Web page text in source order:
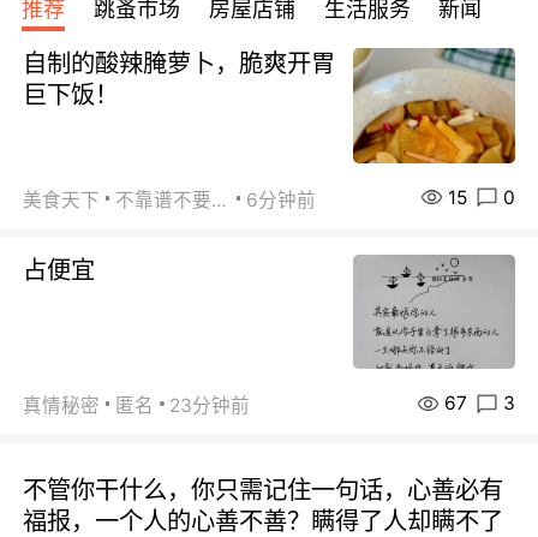
宾馆 108欧/天起
全程756欧/位
欧/天起 ~包拼房
每周铁发！
推荐 跳蚤市场 房屋店铺 生活服务 新闻
自制的酸辣腌萝卜，脆爽开胃
巨下饭！
美食天下 不靠谱不要联系 6分钟前 15 0
占便宜
真情秘密 匿名 23分钟前 67 3
不管你干什么，你只需记住一句话，心善必有
福报，一个人的心善不善？瞒得了人却瞒不了